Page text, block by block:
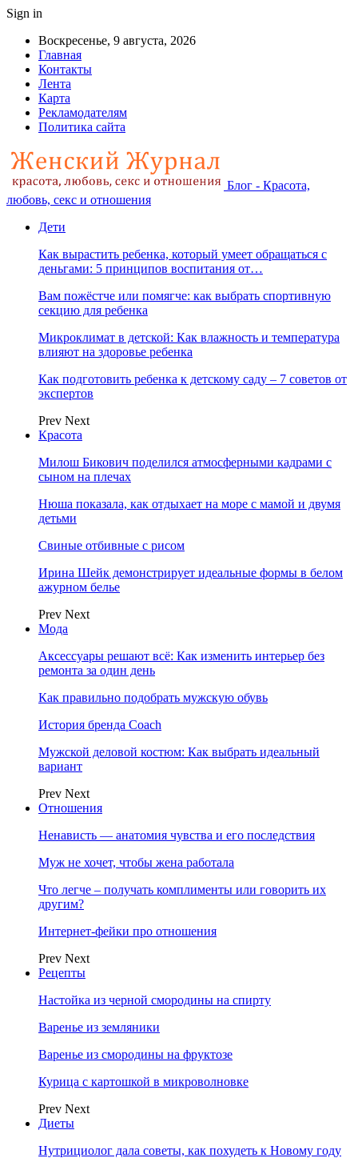
Sign in
Воскресенье, 9 августа, 2026
Главная
Контакты
Лента
Карта
Рекламодателям
Политика сайта
Блог - Красота,
любовь, секс и отношения
Дети
Как вырастить ребенка, который умеет обращаться с
деньгами: 5 принципов воспитания от…
Вам пожёстче или помягче: как выбрать спортивную
секцию для ребенка
Микроклимат в детской: Как влажность и температура
влияют на здоровье ребенка
Как подготовить ребенка к детскому саду – 7 советов от
экспертов
Prev Next
Красота
Милош Бикович поделился атмосферными кадрами с
сыном на плечах
Нюша показала, как отдыхает на море с мамой и двумя
детьми
Свиные отбивные с рисом
Ирина Шейк демонстрирует идеальные формы в белом
ажурном белье
Prev Next
Мода
Аксессуары решают всё: Как изменить интерьер без
ремонта за один день
Как правильно подобрать мужскую обувь
История бренда Coach
Мужской деловой костюм: Как выбрать идеальный
вариант
Prev Next
Отношения
Ненависть — анатомия чувства и его последствия
Муж не хочет, чтобы жена работала
Что легче – получать комплименты или говорить их
другим?
Интернет-фейки про отношения
Prev Next
Рецепты
Настойка из черной смородины на спирту
Варенье из земляники
Варенье из смородины на фруктозе
Курица с картошкой в микроволновке
Prev Next
Диеты
Нутрициолог дала советы, как похудеть к Новому году